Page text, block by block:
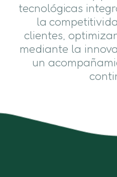
tecnológicas
la
clientes,
mediante la
un